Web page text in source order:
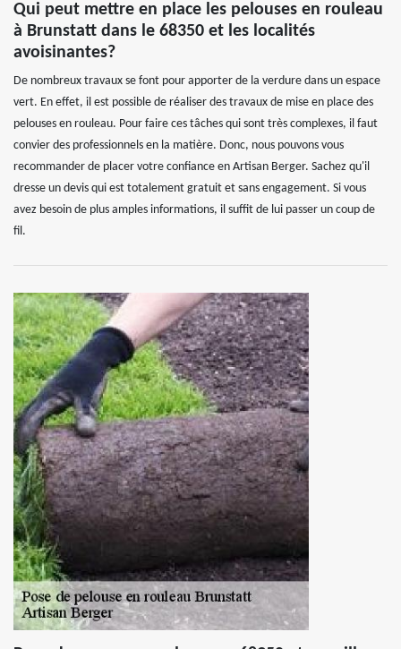
Qui peut mettre en place les pelouses en rouleau
à Brunstatt dans le 68350 et les localités
avoisinantes?
De nombreux travaux se font pour apporter de la verdure dans un espace
vert. En effet, il est possible de réaliser des travaux de mise en place des
pelouses en rouleau. Pour faire ces tâches qui sont très complexes, il faut
convier des professionnels en la matière. Donc, nous pouvons vous
recommander de placer votre confiance en Artisan Berger. Sachez qu'il
dresse un devis qui est totalement gratuit et sans engagement. Si vous
avez besoin de plus amples informations, il suffit de lui passer un coup de
fil.